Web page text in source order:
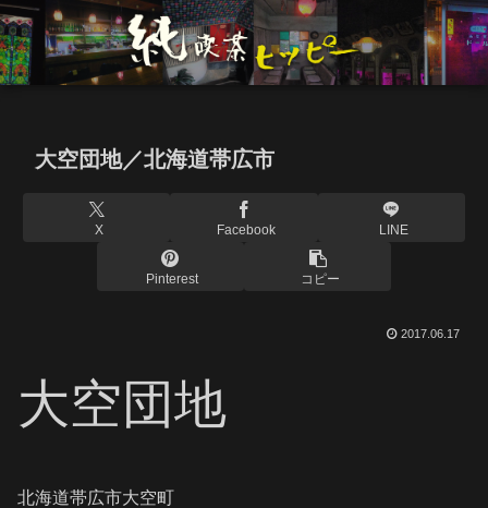
大空団地／北海道帯広市
X Facebook LINE
Pinterest コピー
2017.06.17
大空団地
北海道帯広市大空町